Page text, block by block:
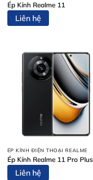
Ép Kính Realme 11
Liên hệ
ÉP KÍNH ĐIỆN THOẠI REALME
Ép Kính Realme 11 Pro Plus
Liên hệ